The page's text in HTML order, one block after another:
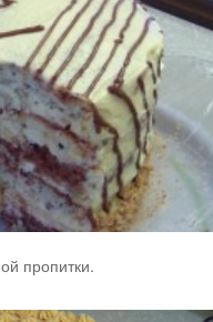
пропитки.